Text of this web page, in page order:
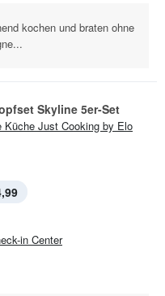
kochen und braten ohne
Skyline 5er-Set
Küche Just Cooking by Elo
in Center